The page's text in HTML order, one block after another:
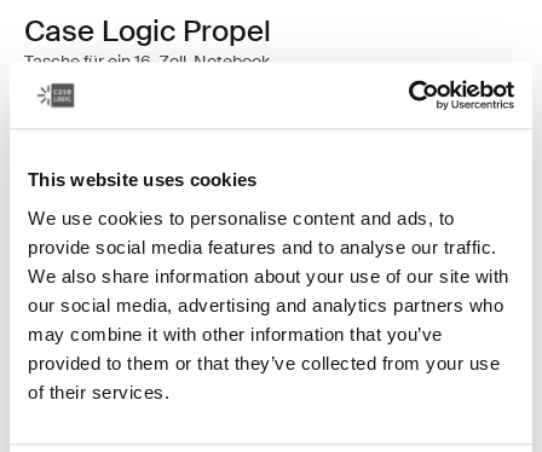
This website uses cookies
We use cookies to personalise content and ads, to
provide social media features and to analyse our traffic.
We also share information about your use of our site with
our social media, advertising and analytics partners who
may combine it with other information that you’ve
provided to them or that they’ve collected from your use
of their services.
Case Logic Propel
Tasche für ein 16-Zoll-Notebook
€ 69,99
Case Logic Propel 16" Laptop Case Schwarz (selected)
Eine elegante, strukturierte Notebook-Tasche mit